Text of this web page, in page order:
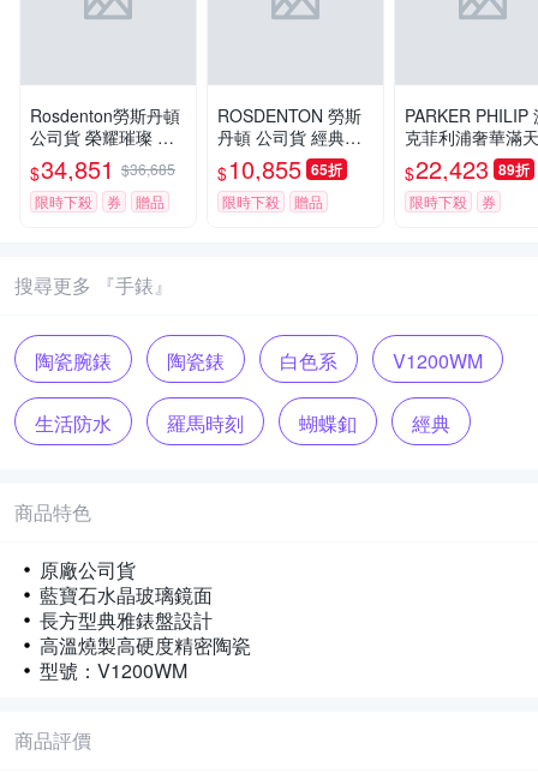
Rosdenton勞斯丹頓
公司貨 榮耀璀璨 晶
鑽機械女錶26㎜ R01
(97626LGD-4G)
$34,851 $36,685
限時下殺
券 贈品
ROSDENTON 勞斯
丹頓 公司貨 經典珍
藏 金色腕錶-女錶(60
62LG-2G)27mm
$10,855 65折
限時下殺 贈品
PARKER PHILIP
克菲利浦奢華滿
躍動擺輪限量機
錶(銀殻/黑帶)
$22,423 89折
限時下殺 券
搜尋更多 『手錶』
陶瓷腕錶 陶瓷錶 白色系 V1200WM
生活防水 羅馬時刻 蝴蝶釦 經典
商品特色
原廠公司貨
藍寶石水晶玻璃鏡面
長方型典雅錶盤設計
高溫燒製高硬度精密陶瓷
型號：V1200WM
商品評價